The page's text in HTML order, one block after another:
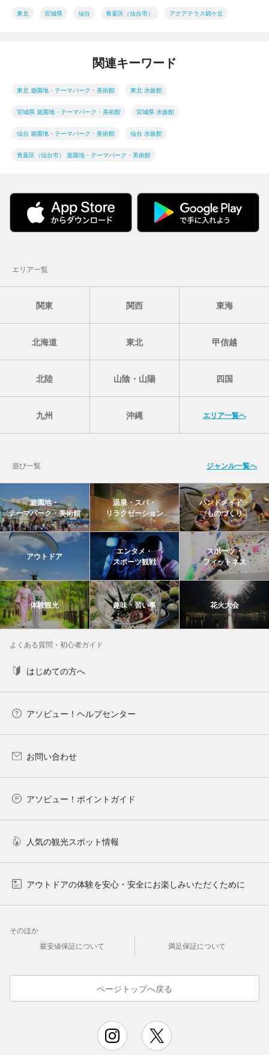
東北 宮城県 仙台 青葉区（仙台市） アクアテラス錦ケ丘
関連キーワード
東北 遊園地・テーマパーク・美術館 東北 水族館
宮城県 遊園地・テーマパーク・美術館 宮城県 水族館
仙台 遊園地・テーマパーク・美術館 仙台 水族館
青葉区（仙台市） 遊園地・テーマパーク・美術館
エリア一覧
関東 関西 東海
北海道 東北 甲信越
北陸 山陰・山陽 四国
九州 沖縄 エリア一覧へ
遊び一覧 ジャンル一覧へ
遊園地・
テーマパーク・美術館
温泉・スパ・
リラクゼーション
ハンドメイド・
ものづくり
アウトドア
エンタメ・
スポーツ観戦
スポーツ・
フィットネス
体験観光 趣味・習い事 花火大会
よくある質問・初心者ガイド
はじめての方へ
アソビュー！ヘルプセンター
お問い合わせ
アソビュー！ポイントガイド
人気の観光スポット情報
アウトドアの体験を安心・安全にお楽しみいただくために
そのほか
最安値保証について
満足保証について
ページトップへ戻る